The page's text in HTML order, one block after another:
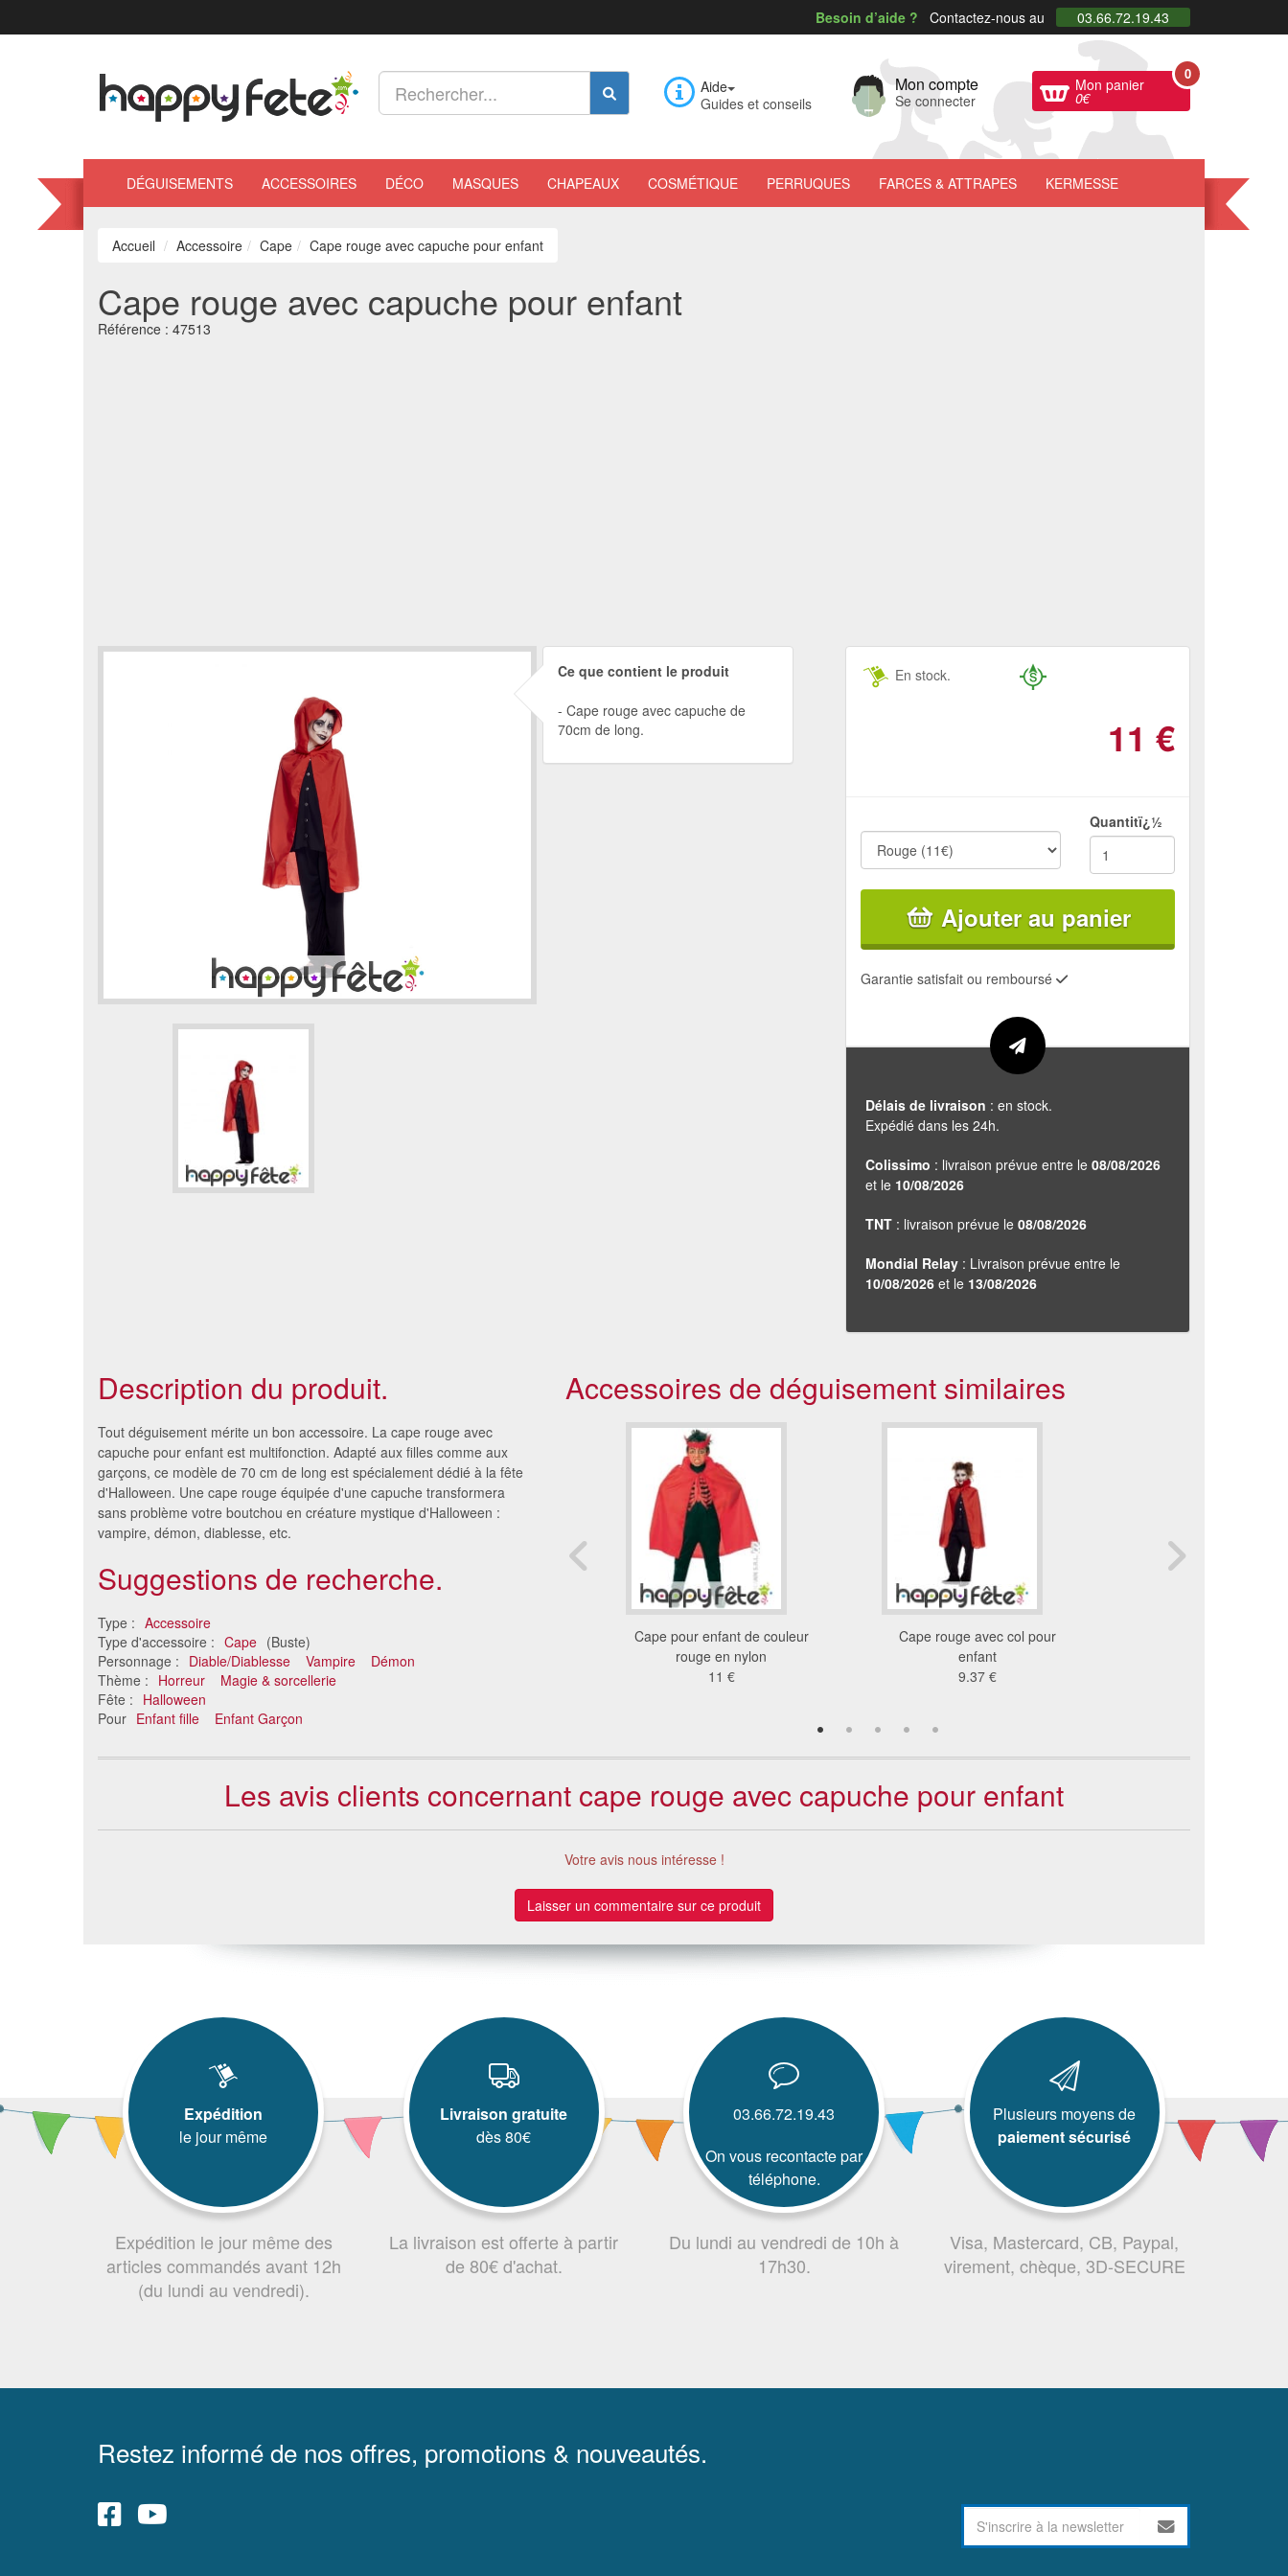
Besoin d’aide ? Contactez-nous au 03.66.72.19.43
Aide
Guides et conseils
Mon compte
Se connecter
Mon panier
0€
0
DÉGUISEMENTS ACCESSOIRES DÉCO MASQUES CHAPEAUX COSMÉTIQUE PERRUQUES FARCES & ATTRAPES KERMESSE
Accueil Accessoire Cape Cape rouge avec capuche pour enfant
Cape rouge avec capuche pour enfant
Référence : 47513
Ce que contient le produit
Cape rouge avec capuche de
70cm de long.
En stock.
11 €
Quantitï¿½
Ajouter au panier
Garantie satisfait ou remboursé
Délais de livraison : en stock.
Expédié dans les 24h.
Colissimo : livraison prévue entre le 08/08/2026
et le 10/08/2026
TNT : livraison prévue le 08/08/2026
Mondial Relay : Livraison prévue entre le
10/08/2026 et le 13/08/2026
Description du produit.
Tout déguisement mérite un bon accessoire. La cape rouge avec
capuche pour enfant est multifonction. Adapté aux filles comme aux
garçons, ce modèle de 70 cm de long est spécialement dédié à la fête
d'Halloween. Une cape rouge équipée d'une capuche transformera
sans problème votre boutchou en créature mystique d'Halloween :
vampire, démon, diablesse, etc.
Suggestions de recherche.
Type : Accessoire
Type d'accessoire : Cape (Buste)
Personnage : Diable/Diablesse Vampire
Démon
Thème : Horreur
Magie & sorcellerie
Fête : Halloween
Pour Enfant fille Enfant Garçon
Accessoires de déguisement similaires
Cape dragon rouge pour
enfant
29 €
Cape pour enfant de couleur
rouge en nylon
11 €
Cape rouge avec col pour
enfant
9.37 €
Les avis clients concernant cape rouge avec capuche pour enfant
Votre avis nous intéresse !
Laisser un commentaire sur ce produit
Expédition
le jour même
Expédition le jour même des
articles commandés avant 12h
(du lundi au vendredi).
Livraison gratuite
dès 80€
La livraison est offerte à partir
de 80€ d'achat.
03.66.72.19.43
On vous recontacte par
téléphone.
Du lundi au vendredi de 10h à
17h30.
Plusieurs moyens de
paiement sécurisé
Visa, Mastercard, CB, Paypal,
virement, chèque, 3D-SECURE
Restez informé de nos offres, promotions & nouveautés.